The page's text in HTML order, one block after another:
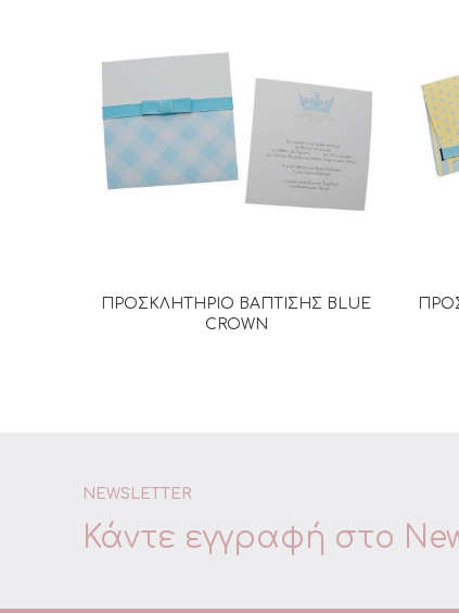
ΔΙΑΒΆΣΤΕ ΠΕΡΙΣΣΌΤΕΡΑ
ΠΡΟΣΚΛΗΤΗΡΙΟ ΒΑΠΤΙΣΗΣ BLUE
CROWN
NEWSLETTER
Κάντε εγγραφή στο